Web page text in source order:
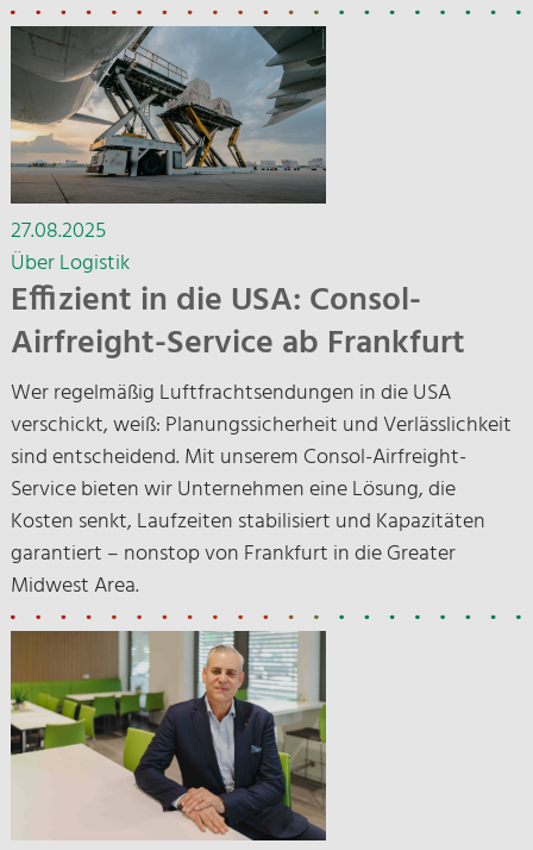
27.08.2025
Über Logistik
Effizient in die USA: Consol-
Airfreight-Service ab Frankfurt
Wer regelmäßig Luftfrachtsendungen in die USA
verschickt, weiß: Planungssicherheit und Verlässlichkeit
sind entscheidend. Mit unserem Consol-Airfreight-
Service bieten wir Unternehmen eine Lösung, die
Kosten senkt, Laufzeiten stabilisiert und Kapazitäten
garantiert – nonstop von Frankfurt in die Greater
Midwest Area.